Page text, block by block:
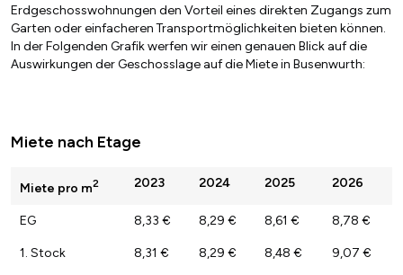
Erdgeschosswohnungen den Vorteil eines direkten Zugangs zum
Garten oder einfacheren Transportmöglichkeiten bieten können.
In der Folgenden Grafik werfen wir einen genauen Blick auf die
Auswirkungen der Geschosslage auf die Miete in Busenwurth:
Miete nach Etage
Miete pro m2 2023 2024 2025 2026
EG 8,33 € 8,29 € 8,61 € 8,78 €
1. Stock 8,31 € 8,29 € 8,48 € 9,07 €